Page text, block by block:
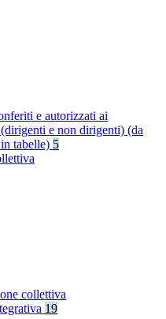
e autorizzati ai
e non dirigenti) (da
tabelle) 5
collettiva
19